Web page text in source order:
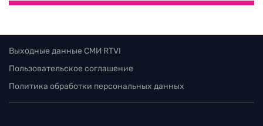
Выходные данные СМИ RTVI
Пользовательское соглашение
Политика обработки персональных данных